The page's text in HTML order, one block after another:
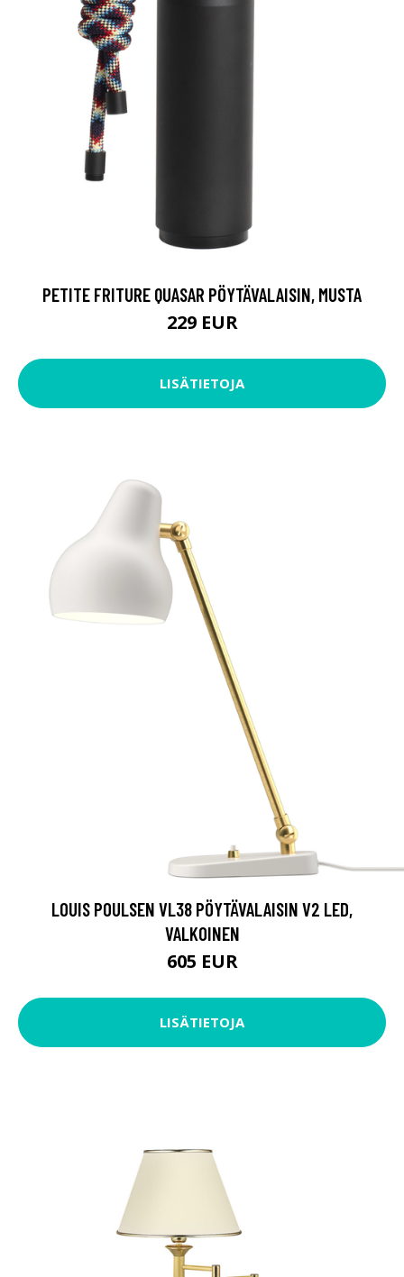
PETITE FRITURE QUASAR PÖYTÄVALAISIN, MUSTA
229 EUR
LISÄTIETOJA
LOUIS POULSEN VL38 PÖYTÄVALAISIN V2 LED,
VALKOINEN
605 EUR
LISÄTIETOJA